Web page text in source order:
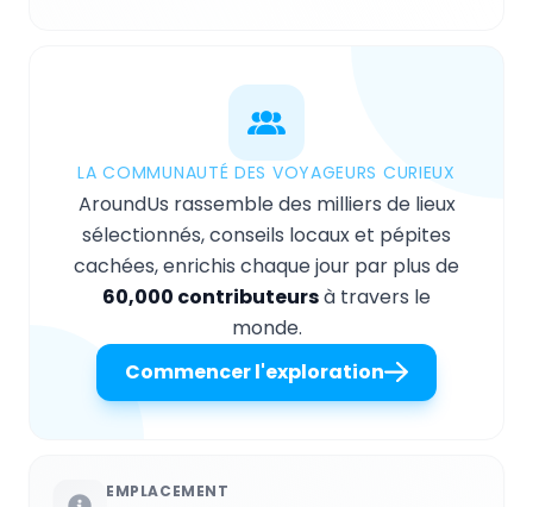
LA COMMUNAUTÉ DES VOYAGEURS CURIEUX
AroundUs rassemble des milliers de lieux
sélectionnés, conseils locaux et pépites
cachées, enrichis chaque jour par plus de
60,000 contributeursà travers le
monde.
Commencer l'exploration
EMPLACEMENT